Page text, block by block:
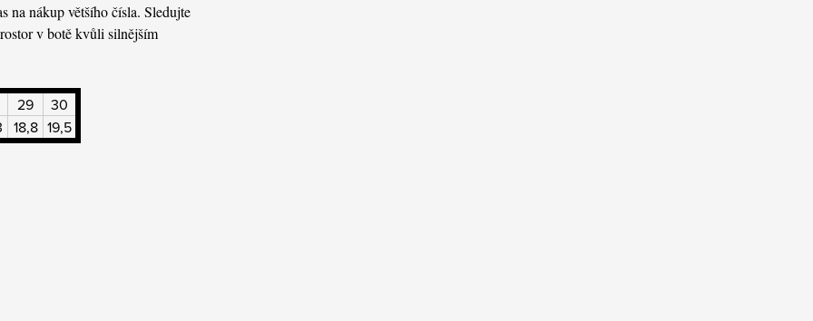
na nákup většího čísla. Sledujte
v botě kvůli silnějším
29
30
18,8 19,5